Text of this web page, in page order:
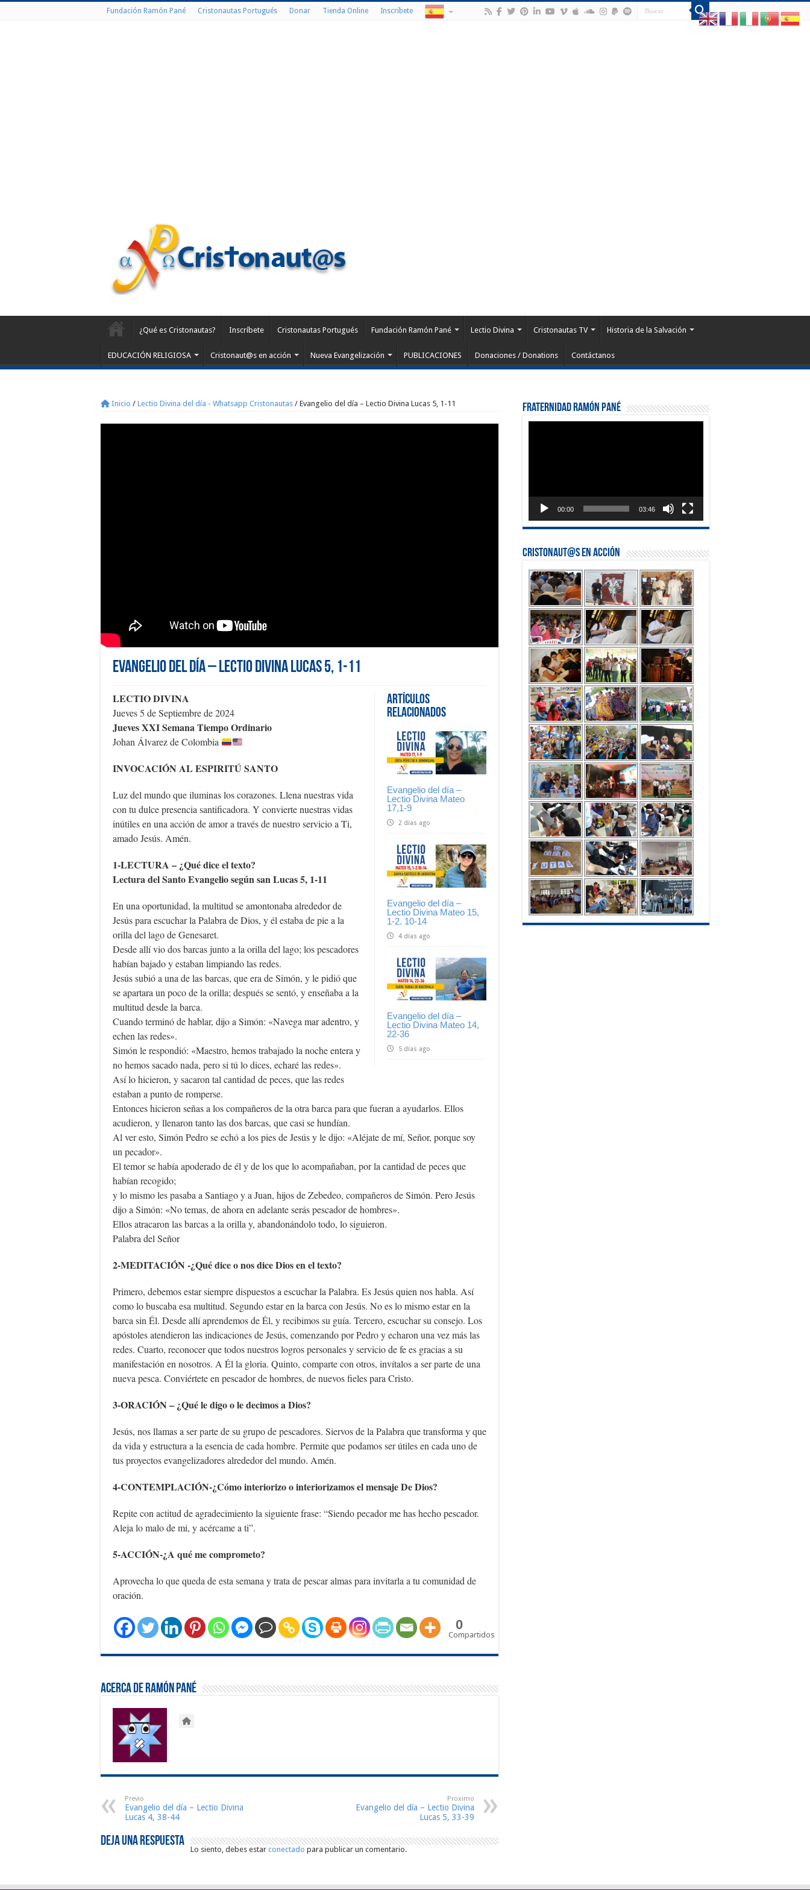
Fundación Ramón Pané Cristonautas Portugués Donar Tienda Online Inscríbete
¿Qué es Cristonautas? Inscríbete Cristonautas Portugués Fundación Ramón Pané Lectio Divina Cristonautas TV Historia de la Salvación
EDUCACIÓN RELIGIOSA Cristonaut@s en acción Nueva Evangelización PUBLICACIONES Donaciones / Donations Contáctanos
Inicio / Lectio Divina del día - Whatsapp Cristonautas / Evangelio del día – Lectio Divina Lucas 5, 1-11
Evangelio del día – Lectio Divina Lucas 5, 1-11
Artículos
Relacionados
Evangelio del día –
Lectio Divina Mateo
17,1-9
2 días ago
Evangelio del día –
Lectio Divina Mateo 15,
1-2. 10-14
4 días ago
Evangelio del día –
Lectio Divina Mateo 14,
22-36
5 días ago
LECTIO DIVINA
Jueves 5 de Septiembre de 2024
Jueves XXI Semana Tiempo Ordinario
Johan Álvarez de Colombia
INVOCACIÓN AL ESPIRITÚ SANTO
Luz del mundo que iluminas los corazones. Llena nuestras vida
con tu dulce presencia santificadora. Y convierte nuestras vidas
inútiles en una acción de amor a través de nuestro servicio a Ti,
amado Jesús. Amén.
1-LECTURA – ¿Qué dice el texto?
Lectura del Santo Evangelio según san Lucas 5, 1-11
En una oportunidad, la multitud se amontonaba alrededor de
Jesús para escuchar la Palabra de Dios, y él estaba de pie a la
orilla del lago de Genesaret.
Desde allí vio dos barcas junto a la orilla del lago; los pescadores
habían bajado y estaban limpiando las redes.
Jesús subió a una de las barcas, que era de Simón, y le pidió que
se apartara un poco de la orilla; después se sentó, y enseñaba a la
multitud desde la barca.
Cuando terminó de hablar, dijo a Simón: «Navega mar adentro, y
echen las redes».
Simón le respondió: «Maestro, hemos trabajado la noche entera y
no hemos sacado nada, pero si tú lo dices, echaré las redes».
Así lo hicieron, y sacaron tal cantidad de peces, que las redes
estaban a punto de romperse.
Entonces hicieron señas a los compañeros de la otra barca para que fueran a ayudarlos. Ellos
acudieron, y llenaron tanto las dos barcas, que casi se hundían.
Al ver esto, Simón Pedro se echó a los pies de Jesús y le dijo: «Aléjate de mí, Señor, porque soy
un pecador».
El temor se había apoderado de él y de los que lo acompañaban, por la cantidad de peces que
habían recogido;
y lo mismo les pasaba a Santiago y a Juan, hijos de Zebedeo, compañeros de Simón. Pero Jesús
dijo a Simón: «No temas, de ahora en adelante serás pescador de hombres».
Ellos atracaron las barcas a la orilla y, abandonándolo todo, lo siguieron.
Palabra del Señor
2-MEDITACIÓN -¿Qué dice o nos dice Dios en el texto?
Primero, debemos estar siempre dispuestos a escuchar la Palabra. Es Jesús quien nos habla. Así
como lo buscaba esa multitud. Segundo estar en la barca con Jesús. No es lo mismo estar en la
barca sin Él. Desde allí aprendemos de Él, y recibimos su guía. Tercero, escuchar su consejo. Los
apóstoles atendieron las indicaciones de Jesús, comenzando por Pedro y echaron una vez más las
redes. Cuarto, reconocer que todos nuestros logros personales y servicio de fe es gracias a su
manifestación en nosotros. A Él la gloria. Quinto, comparte con otros, invítalos a ser parte de una
nueva pesca. Conviértete en pescador de hombres, de nuevos fieles para Cristo.
3-ORACIÓN – ¿Qué le digo o le decimos a Dios?
Jesús, nos llamas a ser parte de su grupo de pescadores. Siervos de la Palabra que transforma y que
da vida y estructura a la esencia de cada hombre. Permite que podamos ser útiles en cada uno de
tus proyectos evangelizadores alrededor del mundo. Amén.
4-CONTEMPLACIÓN-¿Cómo interiorizo o interiorizamos el mensaje De Dios?
Repite con actitud de agradecimiento la siguiente frase: “Siendo pecador me has hecho pescador.
Aleja lo malo de mi, y acércame a ti”.
5-ACCIÓN-¿A qué me comprometo?
Aprovecha lo que queda de esta semana y trata de pescar almas para invitarla a tu comunidad de
oración.
0
Compartidos
Acerca de Ramón Pané
Previo
Evangelio del día – Lectio Divina
Lucas 4, 38-44
Proximo
Evangelio del día – Lectio Divina
Lucas 5, 33-39
Deja una respuesta
Lo siento, debes estar conectado para publicar un comentario.
Fraternidad Ramón Pané
00:00 03:46
Cristonaut@s en Acción